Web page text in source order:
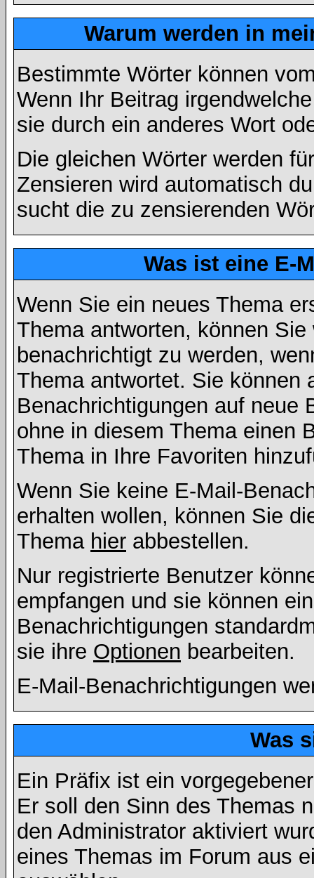
Warum werden in
Bestimmte Wörter können
Wenn Ihr Beitrag
sie durch ein anderes Wort
Die gleichen Wörter werden
Zensieren wird automatisch
sucht die zu zensierenden
Was ist eine E-
Wenn Sie ein neues Thema
Thema antworten, können
benachrichtigt zu werden,
Thema antwortet. Sie können
Benachrichtigungen auf neue
ohne in diesem Thema einen
Thema in Ihre Favoriten
Wenn Sie keine E-Mail-
erhalten wollen, können Sie
Thema hier abbestellen.
Nur registrierte Benutzer
empfangen und sie können
Benachrichtigungen
sie ihre Optionen bearbeiten.
E-Mail-Benachrichtigungen
Was
Ein Präfix ist ein
Er soll den Sinn des Themas
den Administrator aktiviert
eines Themas im Forum aus